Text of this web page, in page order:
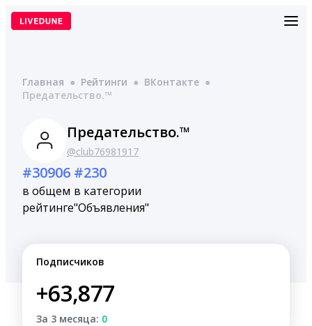
Перейти
Главная ● Рейтинги ● ВКонтакте ●
Предательство.™
Предательство.™
@club76981917
#30906
в общем
рейтинге
#230
в категории
"Объявления"
Подписчиков
+63,877
За 3 месяца: 0